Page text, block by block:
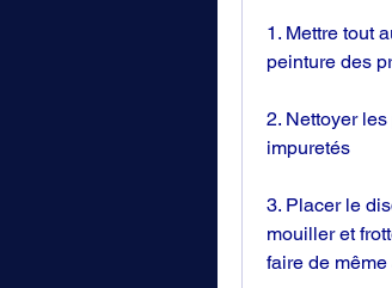
1. M﻿ettre tout
peinture des
2. Nettoyer
impuretés
3. Placer le
mouiller et
faire de